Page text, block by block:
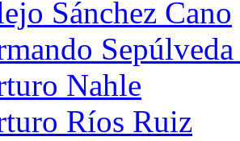
Sánchez Cano
Nahle
Ríos Ruiz